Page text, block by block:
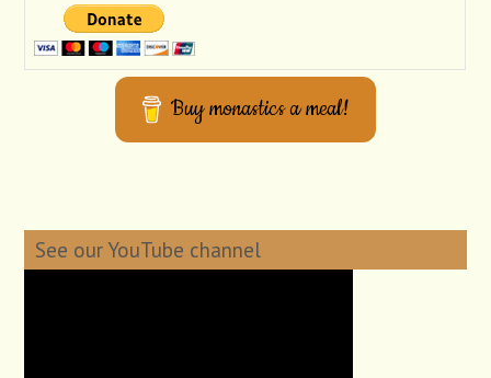
Buy monastics a meal!
See our YouTube channel